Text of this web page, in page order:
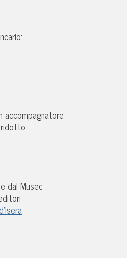
accompagnatore
dal Museo